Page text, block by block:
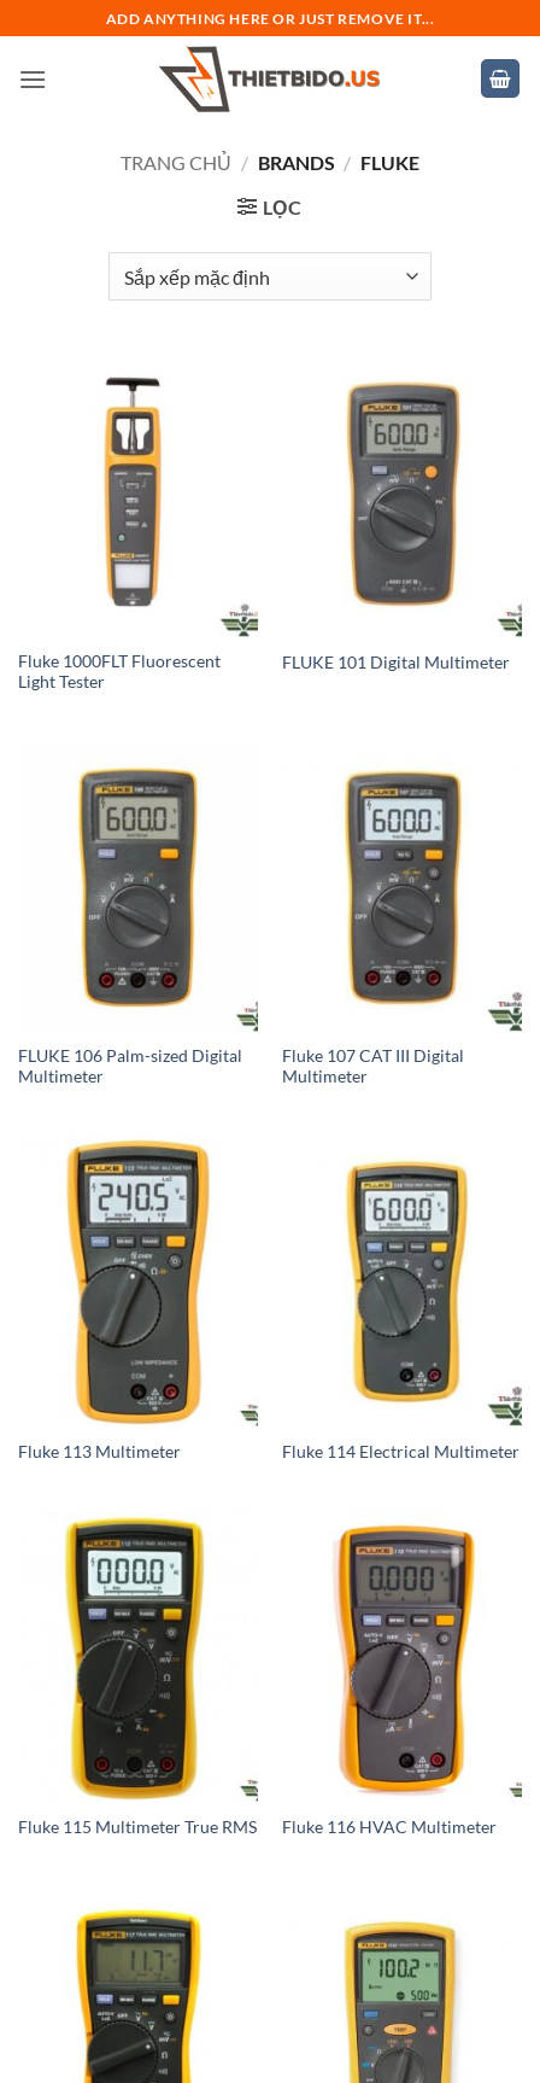
qua
nội
ADD ANYTHING HERE OR JUST REMOVE IT...
TRANG CHỦ / BRANDS / FLUKE
LỌC
Fluke 1000FLT Fluorescent
Light Tester
FLUKE 101 Digital Multimeter
FLUKE 106 Palm-sized Digital
Multimeter
Fluke 107 CAT III Digital
Multimeter
Fluke 113 Multimeter Fluke 114 Electrical Multimeter
Fluke 115 Multimeter True RMS Fluke 116 HVAC Multimeter